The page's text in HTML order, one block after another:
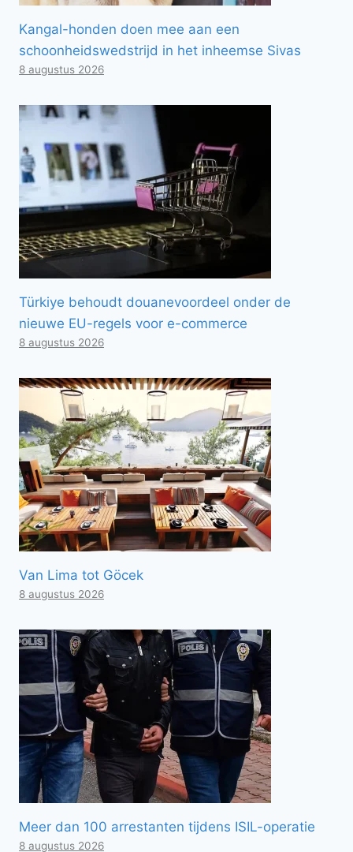
Kangal-honden doen mee aan een
schoonheidswedstrijd in het inheemse Sivas
8 augustus 2026
Türkiye behoudt douanevoordeel onder de
nieuwe EU-regels voor e-commerce
8 augustus 2026
Van Lima tot Göcek
8 augustus 2026
Meer dan 100 arrestanten tijdens ISIL-operatie
8 augustus 2026